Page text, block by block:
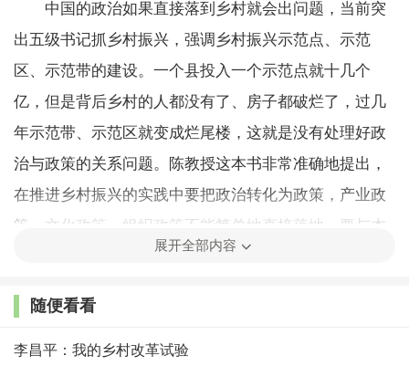
中国的政治如果直接落到乡村就会出问题，当前突
出五级书记抓乡村振兴，强调乡村振兴示范点、示范
区、示范带的建设。一个县投入一个示范点就十几个
亿，但是背后乡村的人都没有了、房子都破烂了，过几
年示范带、示范区就变成烂尾楼，这就是没有处理好政
治与政策的关系问题。陈教授这本书非常准确地提出，
在推进乡村振兴的实践中要把政治转化为政策，产业政
策、文化政策、组织政策不能简单地直接落地，要与本
地发展实际结合起来，转化为具体的政策。例如产业政
切实际的，尤其是农业发展一定要基于本地资源禀赋。
文化政策同样如此，不应该直接把政治变成政策，这是
展开全部内容
随便看看
李昌平：我的乡村改革试验